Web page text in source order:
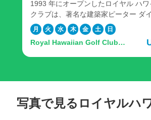
1993 年にオープンしたロイヤル ハワ
クラブは、著名な建築家ピーター ダ
イが共同設計した最初のコースであり
の殿堂入りを果たしたグレッグ ノー
設計されました。 雄大なオロマナ山
に囲まれたこのコースは、オアフ島
で、初めての方でも安心です。さらに
ループだけの貸切送迎ですので、移動
月 火 水 木 金 土 日
Royal Hawaiian Golf Club,
写真で見るロイヤルハ